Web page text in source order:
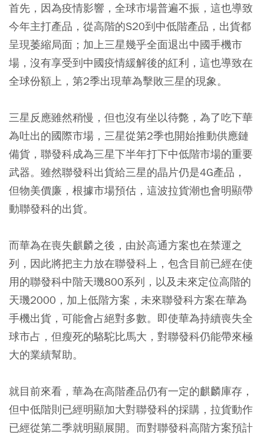
首先，因為疫情影響，全球市場普遍不振，這也導致
今年主打產品，從高階的S20到中低階產品，出貨都
呈現萎縮局面；加上三星幾乎全面退出中國手機市
場，沒有享受到中國疫情緩解後的紅利，這也導致在
全球份額上，第2季出現華為擊敗三星的現象。
三星反應雖然稍慢，但也沒有坐以待斃，為了吃下華
為吐出的國際市場，三星從第2季也開始推動供應鏈
備貨，聯發科成為三星下半年打下中低階市場的重要
武器。雖然聯發科出貨給三星的晶片仍是4G產品，
但物美價廉，根據市場預估，這波拉貨潮也會明顯帶
動聯發科的出貨。
而華為在喪失麒麟之後，由於高通方案也在禁運之
列，因此將把主力放在聯發科上，包含目前已經在使
用的聯發科中階天璣800系列，以及未來定位高階的
天璣2000，加上低階方案，未來聯發科方案在華為
手機出貨，可能會占絕對多數。即使華為持續喪失全
球市占，但瘦死的駱駝比馬大，對聯發科仍能帶來極
大的業績幫助。
就目前來看，華為在高階產品仍有一定的麒麟庫存，
但中低階則已經明顯加大對聯發科的採購，拉貨動作
已經從第二季就明顯展開。而對聯發科高階方案預計